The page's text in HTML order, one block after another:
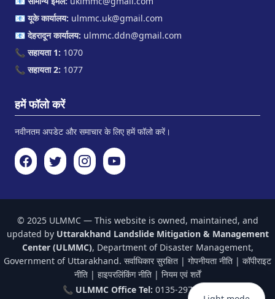
📧यूके कार्यालय: ulmmc.uk@gmail.com
📧देहरादून कार्यालय: ulmmc.ddn@gmail.com
📞सहायता 1: 1070
📞सहायता 2: 1077
हमें फॉलो करें
नवीनतम अपडेट और समाचार के लिए हमें फॉलो करें।
© 2025 ULMMC — This website is owned, maintained, and
updated by Uttarakhand Landslide Mitigation & Management
Center (ULMMC), Department of Disaster Management,
Government of Uttarakhand. सर्वाधिकार सुरक्षित | गोपनीयता नीति | कॉपीराइट
नीति | हाइपरलिंकिंग नीति | नियम एवं शर्तें
📞 ULMMC Office Tel: 0135-2970448